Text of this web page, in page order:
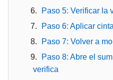
Paso 5: Verificar la
Paso 6: Aplicar
Paso 7: Volver a
Paso 8: Abre el
verifica